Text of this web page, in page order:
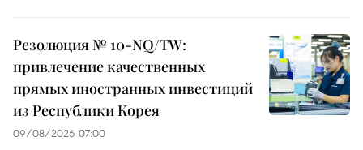
Резолюция № 10-NQ/TW:
привлечение качественных
прямых иностранных инвестиций
из Республики Корея
09/08/2026 07:00